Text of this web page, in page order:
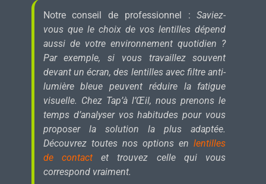
Notre conseil de professionnel :Saviez-
vous que le choix de vos lentilles dépend
aussi de votre environnement quotidien ?
Par exemple, si vous travaillez souvent
devant un écran, des lentilles avec filtre anti-
lumière bleue peuvent réduire la fatigue
visuelle. Chez Tap’à l’Œil, nous prenons le
temps d’analyser vos habitudes pour vous
proposer la solution la plus adaptée.
Découvrez toutes nos options enlentilles
de contact et trouvez celle qui vous
correspond vraiment.